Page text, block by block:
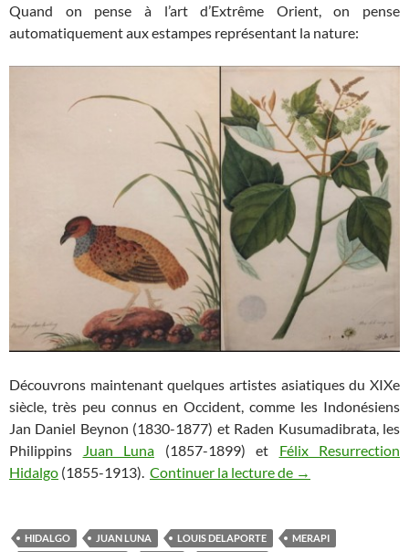
Quand on pense à l’art d’Extrême Orient, on pense
automatiquement aux estampes représentant la nature:
Découvrons maintenant quelques artistes asiatiques du XIXe
siècle, très peu connus en Occident, comme les Indonésiens
Jan Daniel Beynon (1830-1877) et Raden Kusumadibrata, les
Philippins
Juan Luna (1857-1899) et Félix Resurrection
Hidalgo (1855-1913). Continuer la lecture de Promenade
→
HIDALGO JUAN LUNA LOUIS DELAPORTE
MERAPI